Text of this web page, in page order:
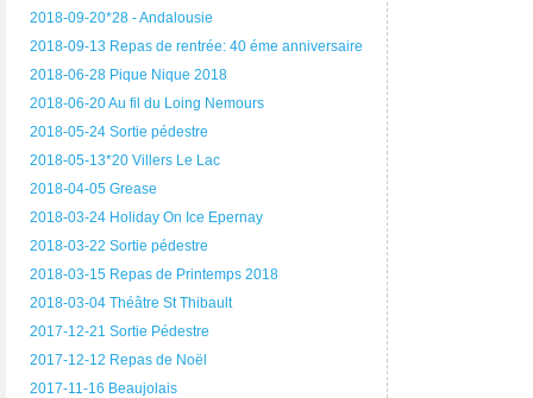
2018-09-20*28 - Andalousie
2018-09-13 Repas de rentrée: 40 éme anniversaire
2018-06-28 Pique Nique 2018
2018-06-20 Au fil du Loing Nemours
2018-05-24 Sortie pédestre
2018-05-13*20 Villers Le Lac
2018-04-05 Grease
2018-03-24 Holiday On Ice Epernay
2018-03-22 Sortie pédestre
2018-03-15 Repas de Printemps 2018
2018-03-04 Théâtre St Thibault
2017-12-21 Sortie Pédestre
2017-12-12 Repas de Noël
2017-11-16 Beaujolais